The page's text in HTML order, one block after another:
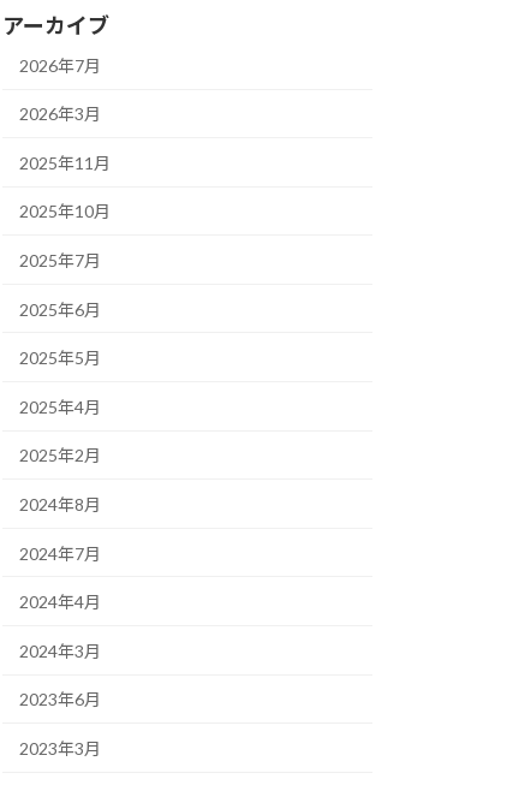
アーカイブ
2026年7月
2026年3月
2025年11月
2025年10月
2025年7月
2025年6月
2025年5月
2025年4月
2025年2月
2024年8月
2024年7月
2024年4月
2024年3月
2023年6月
2023年3月